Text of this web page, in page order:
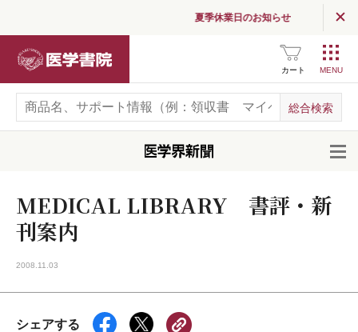
夏季休業日のお知らせ
カート
MEDICAL LIBRARY 書評・新
刊案内
2008.11.03
シェアする